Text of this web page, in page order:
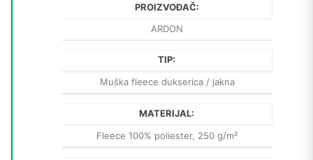
PROIZVOĐAČ:
ARDON
TIP:
Muška fleece dukserica / jakna
MATERIJAL:
Fleece 100% poliester, 250 g/m²